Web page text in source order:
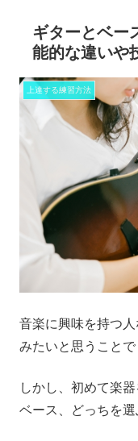
ギターとベー
能的な違いや
上達する練習方法
音楽に興味を持つ
みたいと思うことで
しかし、初めて楽
ベース、どっちを選